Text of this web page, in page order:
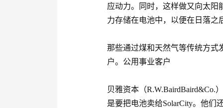
应动力。同时，这样做又向太阳
力存储在电池中，以便在日落之
那些通过煤和天然气等传统方式
户。公用事业客户
贝雅资本（R.W.BairdBaird&Co.
是要把电池卖给SolarCity。他们